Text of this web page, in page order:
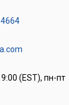
(EST), пн-пт